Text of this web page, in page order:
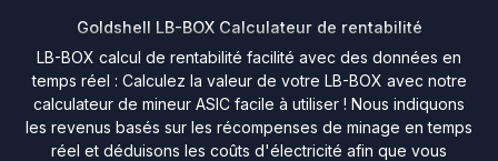
Goldshell LB-BOX Calculateur de rentabilité
LB-BOX calcul de rentabilité facilité avec des données en
temps réel : Calculez la valeur de votre LB-BOX avec notre
calculateur de mineur ASIC facile à utiliser ! Nous indiquons
les revenus basés sur les récompenses de minage en temps
réel et déduisons les coûts d'électricité afin que vous